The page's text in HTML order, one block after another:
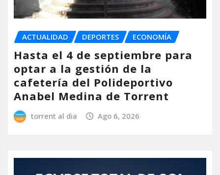
ACTUALIDAD DEPORTES ECONOMÍA
Hasta el 4 de septiembre para
optar a la gestión de la
cafetería del Polideportivo
Anabel Medina de Torrent
torrent al dia Ago 6, 2026